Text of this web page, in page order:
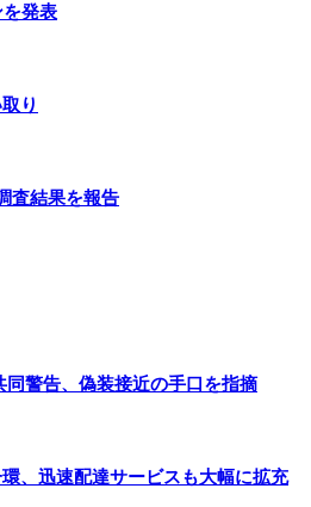
発表
り
査結果を報告
警告、偽装接近の手口を指摘
、迅速配達サービスも大幅に拡充